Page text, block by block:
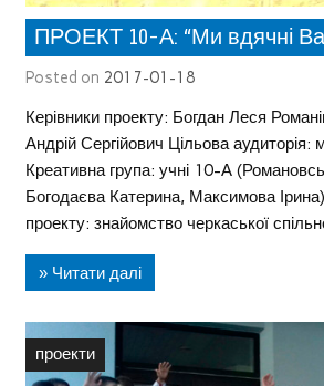
ПРОЕКТ 10-А: “Ми вдячні
Posted on 2017-01-18
Керівники проекту: Богдан Леся
Андрій Сергійович Цільова аудиторія:
Креативна група: учні 10-А
Богодаєва Катерина, Максимова
проекту: знайомство черкаської
» Читати далі
проекти